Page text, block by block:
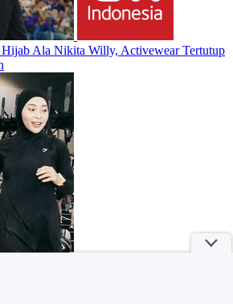
Ala Nikita Willy, Activewear Tertutup